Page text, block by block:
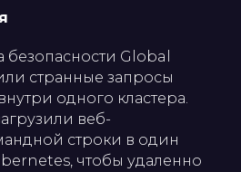
Global
странные запросы
одного кластера.
веб-
строки в один
чтобы удаленно